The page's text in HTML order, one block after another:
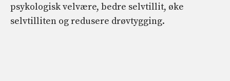
psykologisk velvære, bedre selvtillit, øke
selvtilliten og redusere drøvtygging.